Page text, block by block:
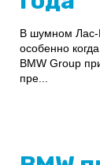
В шумном Лас-
особенно
BMW Group
пре...